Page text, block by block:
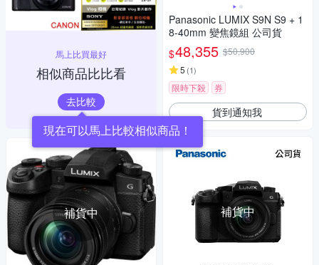
馬上比買最好
相似商品比比看
去比較
現在可以馬上比較相似商品！
補貨中
Panasonic LUMIX S9N S9 + 1
8-40mm 變焦鏡組 公司貨
$48,355 $50,900
5 (1)
限時下殺 券
貨到通知我
補貨中